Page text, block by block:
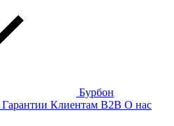
Бурбон
Гарантии Клиентам B2B О нас